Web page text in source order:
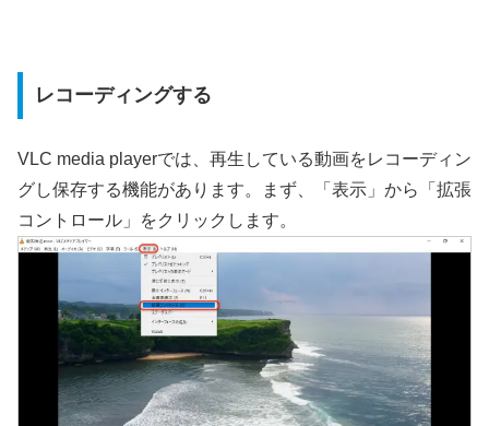
レコーディングする
VLC media playerでは、再生している動画をレコーディン
グし保存する機能があります。まず、「表示」から「拡張
コントロール」をクリックします。